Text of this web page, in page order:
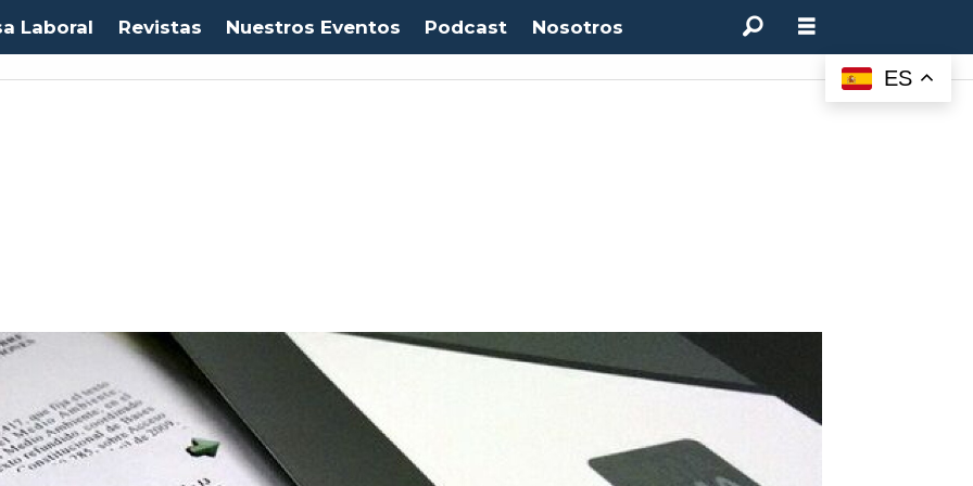
Laboral Revistas Nuestros Eventos Podcast Nosotros
ES